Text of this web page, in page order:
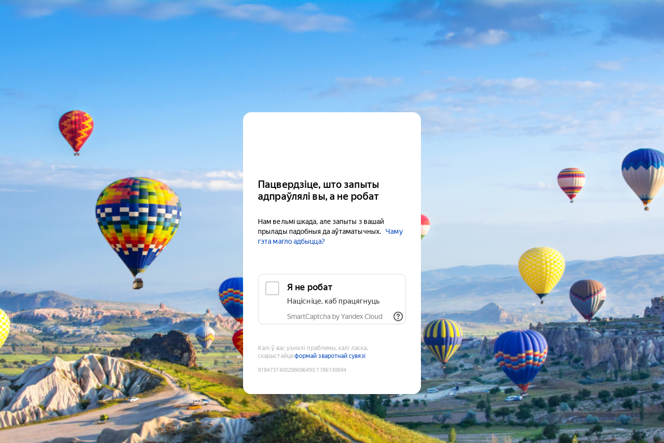
Пацвердзіце, што запыты
адпраўлялі вы, а не робат
Нам вельмі шкада, але запыты з вашай
прылады падобныя да аўтаматычных.
Чаму
гэта магло адбыцца?
Я не робат
Націсніце, каб працягнуць
SmartCaptcha by Yandex Cloud
Калі ў вас узніклі праблемы, калі ласка,
скарыстайцеформай зваротнай сувязі
9184737400298696493:1786130694